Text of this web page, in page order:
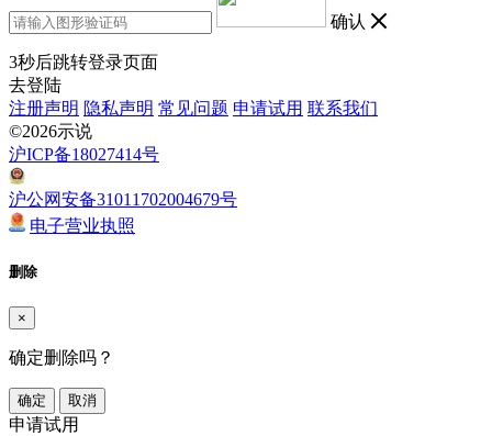
确认
3秒后跳转登录页面
去登陆
注册声明 隐私声明 常见问题 申请试用 联系我们
©2026示说
沪ICP备18027414号
沪公网安备31011702004679号
电子营业执照
删除
×
确定删除吗？
确定 取消
申请试用